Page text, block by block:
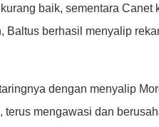
baik, sementara
berhasil menyalip
dengan menyalip
mengawasi dan